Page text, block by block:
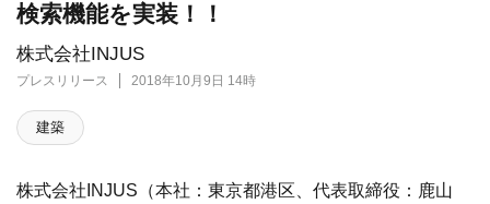
株式会社INJUS
プレスリリース 2018年10月9日 14時
検索機能を実装！！
建築
株式会社INJUS（本社：東京都港区、代表取締役：鹿山